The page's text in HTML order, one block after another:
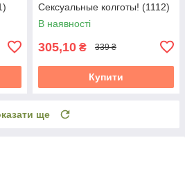
Сексуальные колготы! (1112)
В наявності
305,10 ₴ 339 ₴
Купити
ще